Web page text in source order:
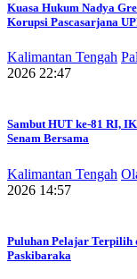
Kuasa Hukum Nadya
Korupsi Pascasarjana
Kalimantan Tengah
2026 22:47
Sambut HUT ke-81 RI,
Senam Bersama
Kalimantan Tengah
2026 14:57
Puluhan Pelajar Terpilih
Paskibaraka